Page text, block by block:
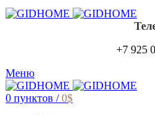
+7 925
Меню
0 пунктов / 0$